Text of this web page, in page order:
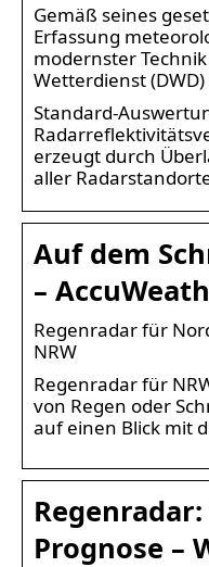
Gemäß seines
Erfassung
modernster
Wetterdienst
Standard-
erzeugt durch
aller
Auf dem
–
Regenradar für
NRW
Regenradar für
von Regen oder
auf einen Blick mit
Prognose –